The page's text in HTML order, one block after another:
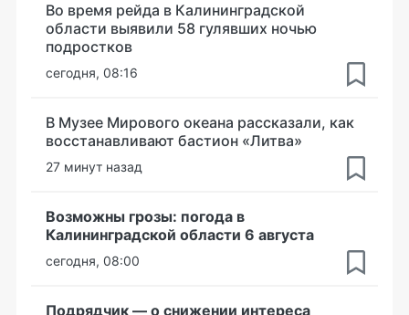
Во время рейда в Калининградской
области выявили 58 гулявших ночью
подростков
сегодня, 08:16
В Музее Мирового океана рассказали, как
восстанавливают бастион «Литва»
27 минут назад
Возможны грозы: погода в
Калининградской области 6 августа
сегодня, 08:00
Подрядчик — о снижении интереса